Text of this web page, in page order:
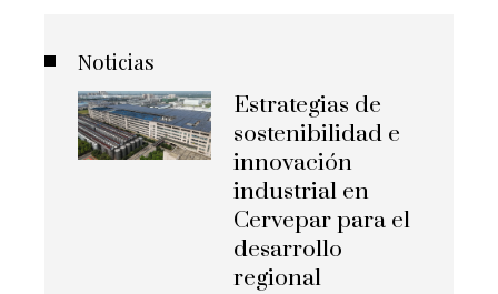
Noticias
Estrategias de
sostenibilidad e
innovación
industrial en
Cervepar para el
desarrollo
regional